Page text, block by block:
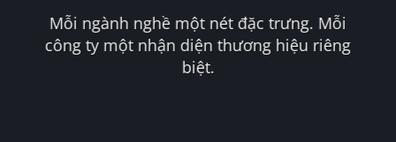
Mỗi ngành nghề một nét đặc trưng. Mỗi
công ty một nhận diện thương hiệu riêng
biệt.